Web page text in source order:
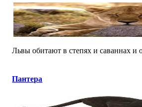
Львы обитают в степях и саваннах и
Пантера